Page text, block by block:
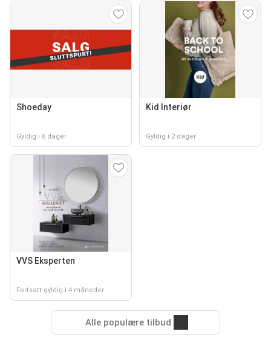
Shoeday
Gyldig i 6 dager
Kid Interiør
Gyldig i 2 dager
VVS Eksperten
Fortsatt gyldig i 4 måneder
Alle populære tilbud